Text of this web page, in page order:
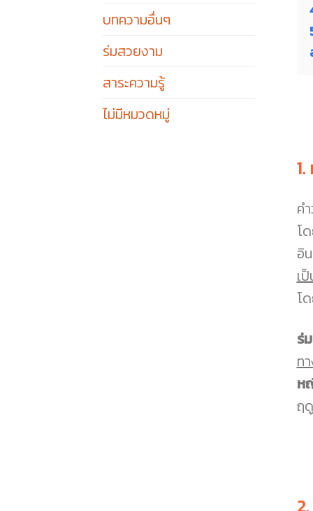
บทความอื่นๆ
ร่มสวยงาม
สาระความรู้
ไม่มีหมวดหมู่
ค
โ
อิ
เ
โ
ร่
ท
ห
ฤ